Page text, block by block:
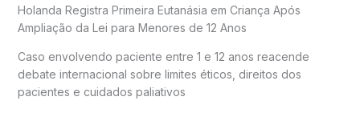
Holanda Registra Primeira Eutanásia em Criança Após
Ampliação da Lei para Menores de 12 Anos
Caso envolvendo paciente entre 1 e 12 anos reacende
debate internacional sobre limites éticos, direitos dos
pacientes e cuidados paliativos